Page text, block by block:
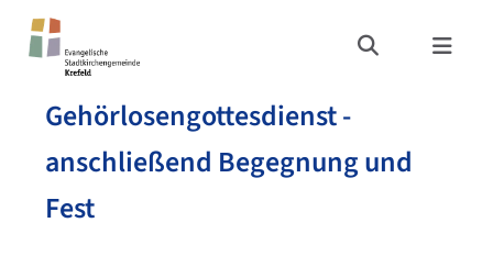
Gehörlosengottesdienst -
anschließend Begegnung und
Fest